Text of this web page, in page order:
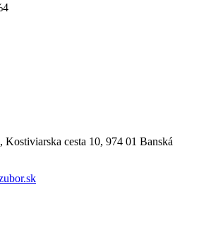
4
Kostiviarska cesta 10, 974 01 Banská